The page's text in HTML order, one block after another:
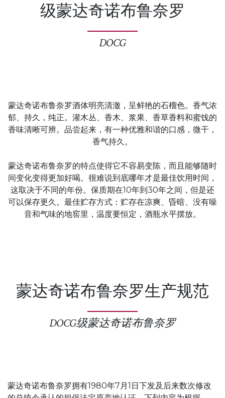
级蒙达奇诺布鲁奈罗
DOCG
蒙达奇诺布鲁奈罗酒体明亮清澈，呈鲜艳的石榴色。香气浓
郁、持久，纯正。灌木丛、香木、浆果、香草香料和蜜饯的
香味清晰可辨。品尝起来，有一种优雅和谐的口感，微干，
香气持久。
蒙达奇诺布鲁奈罗的特点使得它不容易变陈，而且能够随时
间变化变得更加好喝。很难说到底哪年才是最佳饮用时间，
这取决于不同的年份。保质期在10年到30年之间，但是还
可以保存更久。最佳贮存方式：贮存在凉爽、昏暗、没有噪
音和气味的地窖里，温度要恒定，酒瓶水平摆放。
蒙达奇诺布鲁奈罗生产规范
DOCG级蒙达奇诺布鲁奈罗
蒙达奇诺布鲁奈罗拥有1980年7月1日下发及后来数次修改